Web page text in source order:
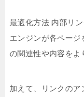
最適化方法 内部リ
エンジンが各ページ
の関連性や内容をよ
加えて、リンクのア